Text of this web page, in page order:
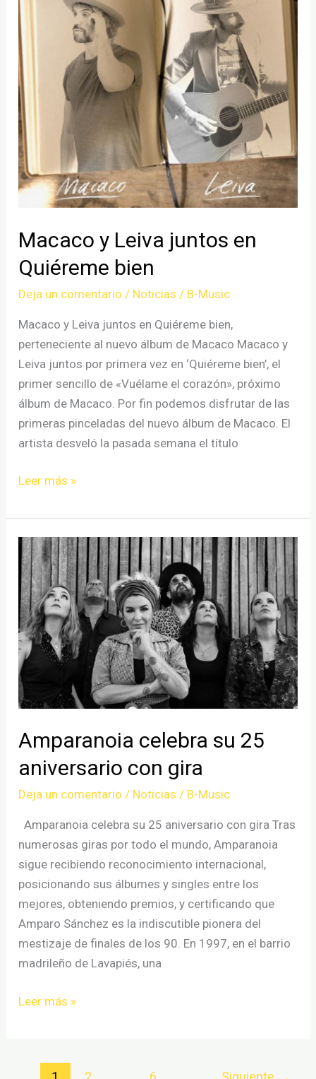
Tinta
y
Tiempo
Macaco y Leiva juntos en
Quiéreme bien
Deja un comentario / Noticias / B-Music
Macaco y Leiva juntos en Quiéreme bien,
perteneciente al nuevo álbum de Macaco Macaco y
Leiva juntos por primera vez en ‘Quiéreme bien’, el
primer sencillo de «Vuélame el corazón», próximo
álbum de Macaco. Por fin podemos disfrutar de las
primeras pinceladas del nuevo álbum de Macaco. El
artista desveló la pasada semana el título
Macaco
Leiva
juntos
en
Quiéreme
bien
Leer más »
Amparanoia celebra su 25
aniversario con gira
Deja un comentario / Noticias / B-Music
Amparanoia celebra su 25 aniversario con gira Tras
numerosas giras por todo el mundo, Amparanoia
sigue recibiendo reconocimiento internacional,
posicionando sus álbumes y singles entre los
mejores, obteniendo premios, y certificando que
Amparo Sánchez es la indiscutible pionera del
mestizaje de finales de los 90. En 1997, en el barrio
madrileño de Lavapiés, una
Amparanoia
Leer más »